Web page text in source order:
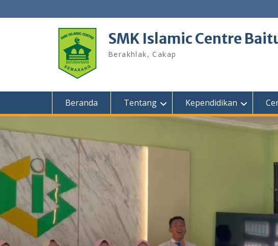
to
SMK Islamic Centre
Berakhlak, Cakap
Beranda Tentang Kependidikan